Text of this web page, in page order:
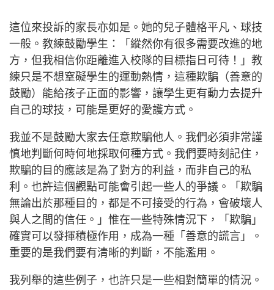
這位來投訴的家長亦如是。她的兒子體格平凡、球技
一般。教練鼓勵學生：「縱然你有很多需要改進的地
方，但我相信你距離進入校隊的目標指日可待！」教
練只是不想窒礙學生的運動熱情，這種欺騙（善意的
鼓勵）能給孩子正面的影響，讓學生更有動力去提升
自己的球技，可能是更好的愛護方式。
我並不是鼓勵大家去任意欺騙他人。我們必須非常謹
慎地判斷何時何地採取何種方式。我們要時刻記住，
欺騙的目的應該是為了對方的利益，而非自己的私
利。也許這個觀點可能會引起一些人的爭議。「欺騙
無論出於那種目的，都是不可接受的行為，會破壞人
與人之間的信任。」惟在一些特殊情況下，「欺騙」
確實可以發揮積極作用，成為一種「善意的謊言」。
重要的是我們要有清晰的判斷，不能濫用。
我列舉的這些例子，也許只是一些相對簡單的情況。